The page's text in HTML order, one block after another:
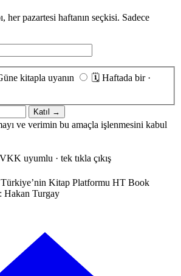
her pazartesi haftanın seçkisi. Sadece
kitapla uyanın 🗓 Haftada bir ·
Katıl →
ve verimin bu amaçla işlenmesini kabul
uyumlu · tek tıkla çıkış
Kitap Platformu HT Book
Turgay